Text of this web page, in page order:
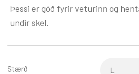
Þessi er góð fyrir veturinn og
undir skel.
Stærð